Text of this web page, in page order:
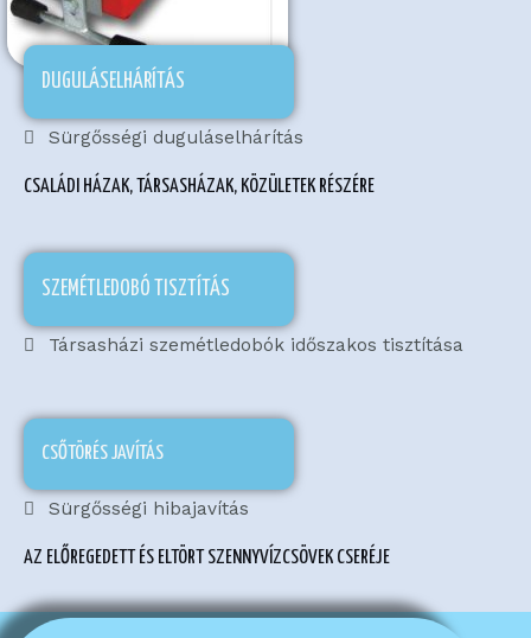
DUGULÁSELHÁRÍTÁS
Sürgősségi duguláselhárítás
CSALÁDI HÁZAK, TÁRSASHÁZAK, KÖZÜLETEK RÉSZÉRE
SZEMÉTLEDOBÓ TISZTÍTÁS
Társasházi szemétledobók időszakos tisztítása
CSŐTÖRÉS JAVÍTÁS
Sürgősségi hibajavítás
AZ ELŐREGEDETT ÉS ELTÖRT SZENNYVÍZCSÖVEK CSERÉJE